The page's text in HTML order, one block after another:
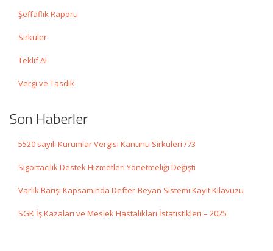
Şeffaflık Raporu
Sirküler
Teklif Al
Vergi ve Tasdik
Son Haberler
5520 sayılı Kurumlar Vergisi Kanunu Sirküleri /73
Sigortacılık Destek Hizmetleri Yönetmeliği Değişti
Varlık Barışı Kapsamında Defter-Beyan Sistemi Kayıt Kılavuzu
SGK İş Kazaları ve Meslek Hastalıkları İstatistikleri – 2025